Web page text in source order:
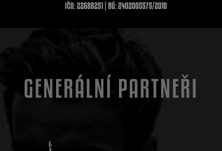
IČO: 22688251 | BÚ: 2402005575/2010
GENERÁLNÍ PARTNEŘI